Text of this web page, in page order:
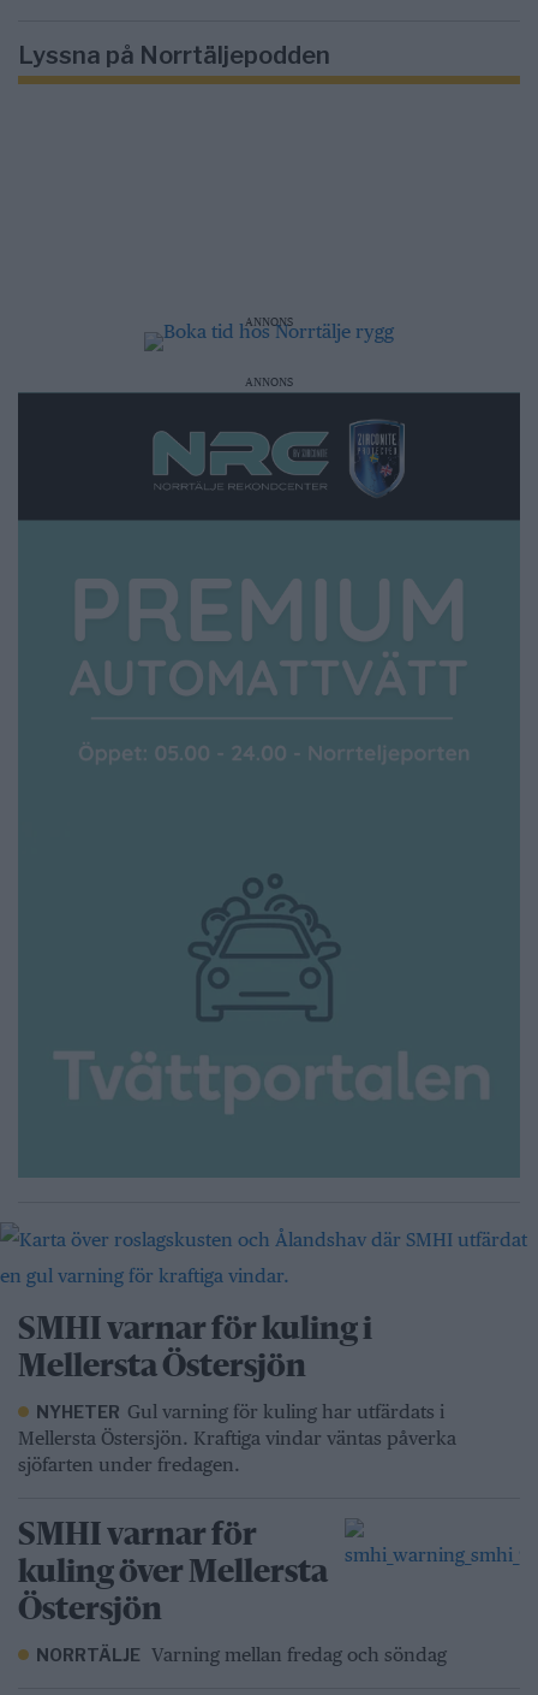
Lyssna på Norrtäljepodden
ANNONS
ANNONS
SMHI varnar för kuling i
Mellersta Östersjön
NYHETER Gul varning för kuling har utfärdats i
Mellersta Östersjön. Kraftiga vindar väntas påverka
sjöfarten under fredagen.
SMHI varnar för
kuling över Mellersta
Östersjön
NORRTÄLJE Varning mellan fredag och söndag